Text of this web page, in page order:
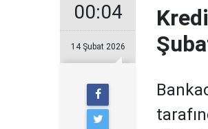
00:04
14 Şubat 2026